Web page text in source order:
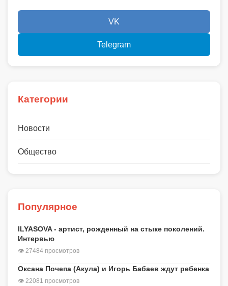
VK
Telegram
Категории
Новости
Общество
Популярное
ILYASOVA - артист, рожденный на стыке поколений.
Интервью
👁 27484 просмотров
Оксана Почепа (Акула) и Игорь Бабаев ждут ребенка
👁 22081 просмотров